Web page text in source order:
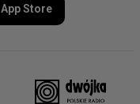
App Store